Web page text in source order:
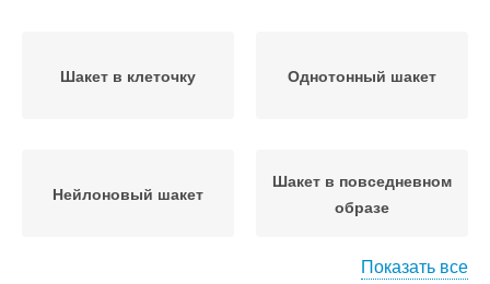
Шакет в клеточку Однотонный шакет
Нейлоновый шакет
Шакет в повседневном
образе
Показать все